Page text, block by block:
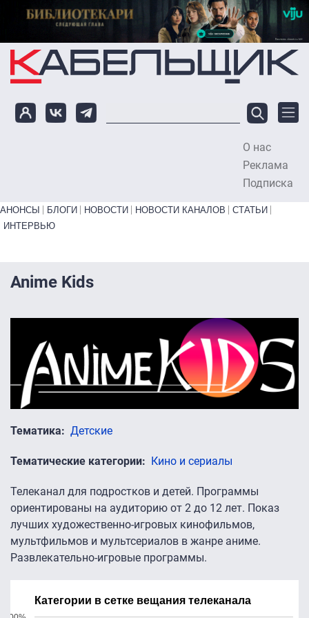
Перейти к основному содержанию
О нас
Реклама
Подписка
Primary links bottom
АНОНСЫ БЛОГИ НОВОСТИ НОВОСТИ КАНАЛОВ
СТАТЬИ
ИНТЕРВЬЮ
Anime Kids
Тематика Детские
Тематические категории Кино и сериалы
Телеканал для подростков и детей. Программы
ориентированы на аудиторию от 2 до 12 лет. Показ
лучших художественно-игровых кинофильмов,
мультфильмов и мультсериалов в жанре аниме.
Развлекательно-игровые программы.
Категории в сетке вещания телеканала